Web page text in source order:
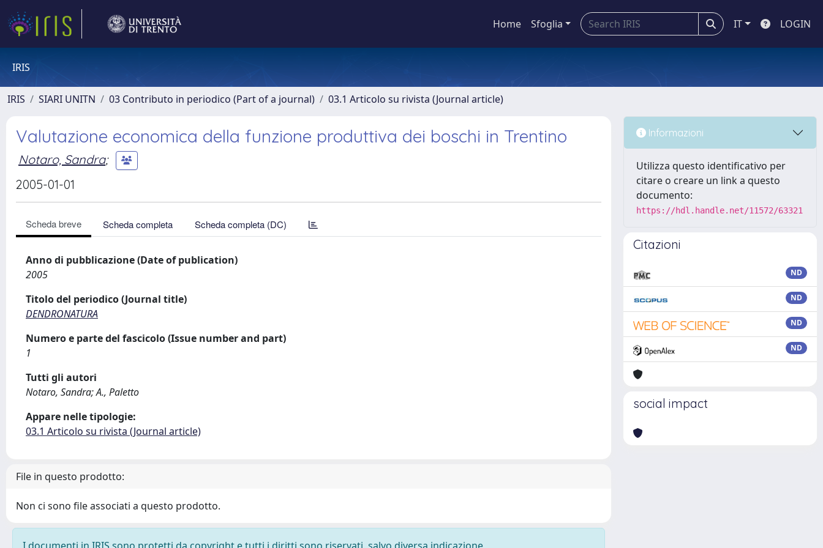
Home Sfoglia IT LOGIN
IRIS
IRIS SIARI UNITN 03 Contributo in periodico (Part of a journal) 03.1 Articolo su rivista (Journal article)
Valutazione economica della funzione produttiva dei boschi in Trentino
Notaro, Sandra;
2005-01-01
Scheda breve Scheda completa Scheda completa (DC)
Anno di pubblicazione (Date of publication)
2005
Titolo del periodico (Journal title)
DENDRONATURA
Numero e parte del fascicolo (Issue number and part)
1
Tutti gli autori
Notaro, Sandra; A., Paletto
Appare nelle tipologie:
03.1 Articolo su rivista (Journal article)
File in questo prodotto:
Non ci sono file associati a questo prodotto.
Informazioni
Utilizza questo identificativo per
citare o creare un link a questo
documento:
https://hdl.handle.net/11572/63321
Citazioni
ND
ND
ND
ND
social impact